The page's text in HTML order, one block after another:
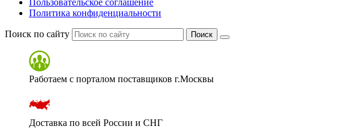
Пользовательское соглашение
Политика конфиденциальности
Поиск по сайту Поиск
Работаем с порталом поставщиков г.Москвы
Доставка по всей России и СНГ